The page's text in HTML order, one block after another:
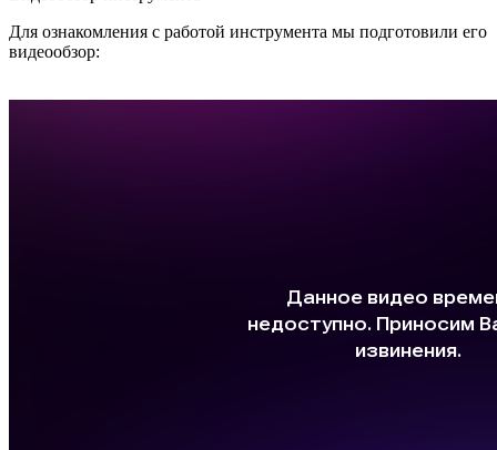
Для ознакомления с работой инструмента мы подготовили его
видеообзор: